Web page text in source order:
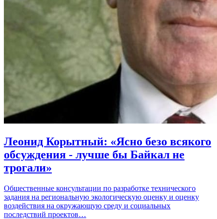
Леонид Корытный: «Ясно безо всякого
обсуждения - лучше бы Байкал не
трогали»
Общественные консультации по разработке технического
задания на региональную экологическую оценку и оценку
воздействия на окружающую среду и социальных
последствий проектов…